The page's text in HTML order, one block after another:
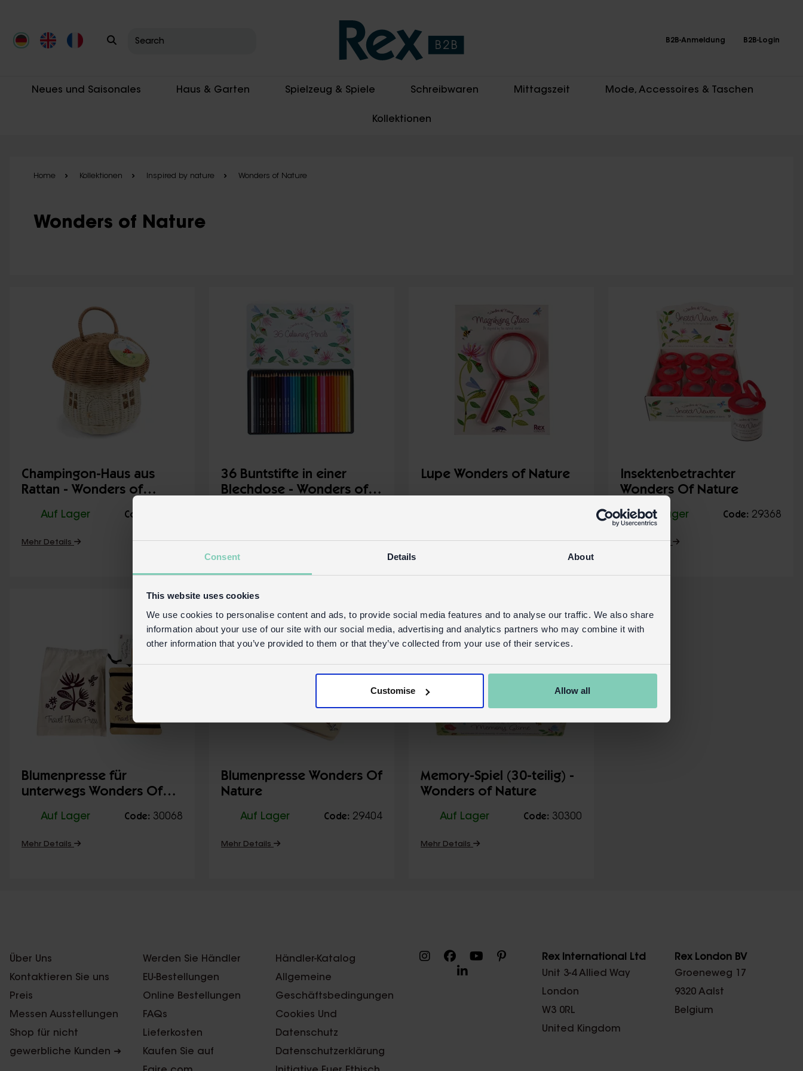
Consent Details About
This website uses cookies
We use cookies to personalise content and ads, to provide social media features and to analyse our traffic. We also share
information about your use of our site with our social media, advertising and analytics partners who may combine it with
other information that you’ve provided to them or that they’ve collected from your use of their services.
Customise Allow all
B2B-Anmeldung B2B-Login
Neues und Saisonales Haus & Garten Spielzeug & Spiele Schreibwaren Mittagszeit Mode, Accessoires & Taschen
Kollektionen
Home Kollektionen Inspired by nature Wonders of Nature
Wonders of Nature
Champingon-Haus aus
Rattan - Wonders of
Auf Lager Code:
Mehr Details
36 Buntstifte in einer
Blechdose - Wonders of
Mehr Details
Lupe Wonders of Nature
Mehr Details
Insektenbetrachter
Wonders Of Nature
Auf Lager Code: 29368
Mehr Details
Blumenpresse für
unterwegs Wonders Of
Auf Lager Code: 30068
Mehr Details
Blumenpresse Wonders Of
Nature
Auf Lager Code: 29404
Mehr Details
Memory-Spiel (30-teilig) -
Wonders of Nature
Auf Lager Code: 30300
Mehr Details
Über Uns
Kontaktieren Sie uns
Preis
Messen Ausstellungen
Shop für nicht
gewerbliche Kunden ➜
Werden Sie Händler
EU-Bestellungen
Online Bestellungen
FAQs
Lieferkosten
Kaufen Sie auf
Händler-Katalog
Allgemeine
Geschäftsbedingungen
Cookies Und
Datenschutz
Datenschutzerklärung
Rex International Ltd
Unit 3-4 Allied Way
London
W3 0RL
United Kingdom
Rex London BV
Groeneweg 17
9320 Aalst
Belgium